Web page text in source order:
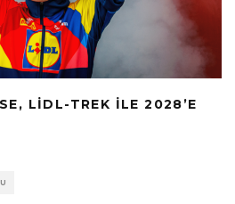
LIDL-TREK ILE 2028’E